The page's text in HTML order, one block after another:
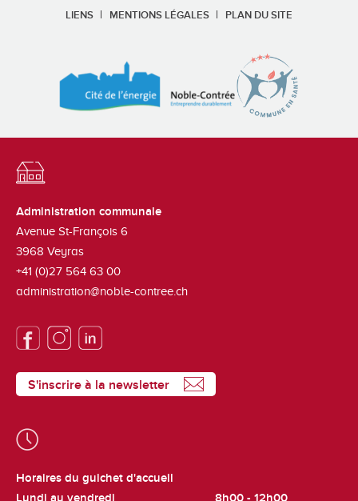
LIENS MENTIONS LÉGALES PLAN DU SITE
Administration communale
Avenue St-François 6
3968 Veyras
+41 (0)27 564 63 00
administration@noble-contree.ch
S'inscrire à la newsletter
Horaires du guichet d'accueil
Lundi au vendredi
8h00 - 12h00